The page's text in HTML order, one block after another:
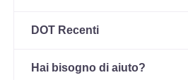
DOT Recenti
Hai bisogno di aiuto?